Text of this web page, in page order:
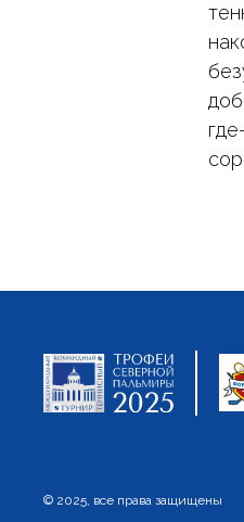
© 2025, все права защищены